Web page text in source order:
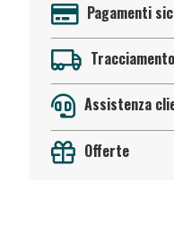
Pagamenti
Assistenza
Offerte
Anticellulite e